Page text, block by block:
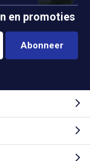
en promoties
Abonneer